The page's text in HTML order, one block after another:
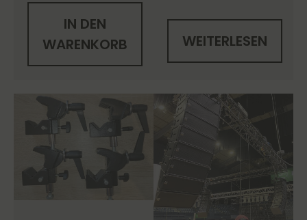
IN DEN
WARENKORB
WEITERLESEN